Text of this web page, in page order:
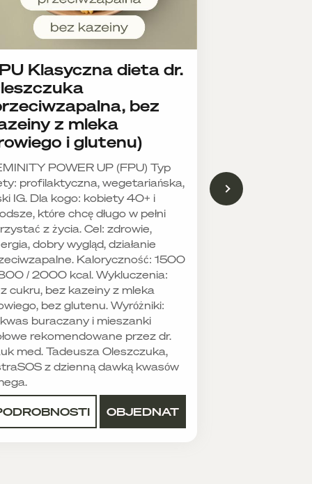
Klasyczna dieta dr.
bez
z mleka
i glutenu)
POWER UP (FPU) Typ
profilaktyczna, wegetariańska,
IG. Dla kogo: kobiety 40+ i
które chcę długo w pełni
z życia. Cel: zdrowie,
dobry wygląd, działanie
Kaloryczność: 1500
/ 2000 kcal. Wykluczenia:
cukru, bez kazeiny z mleka
bez glutenu. Wyróżniki:
buraczany i mieszanki
rekomendowane przez dr.
med. Tadeusza Oleszczuka,
z dzienną dawką kwasów
OBJEDNAT